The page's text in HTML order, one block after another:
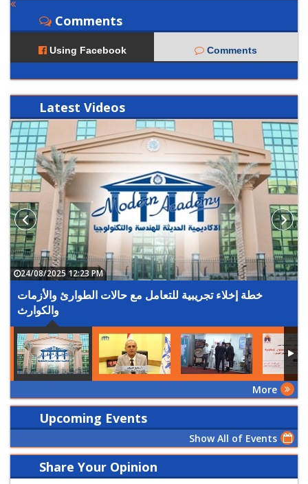
Comments
Using Facebook Comments
Latest Videos
خطة إخلاء تجريبية للتعامل مع حالات الطوارئ والأزمات
والكوارث
24/08/2025 12:23 PM
More
Upcoming Events
Show All of Events
Share Your Opinion